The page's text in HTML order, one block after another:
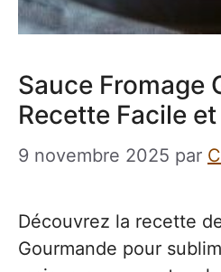
Sauce Fromage
Recette Facile
9 novembre 2025 par
Découvrez la recette
Gourmande pour